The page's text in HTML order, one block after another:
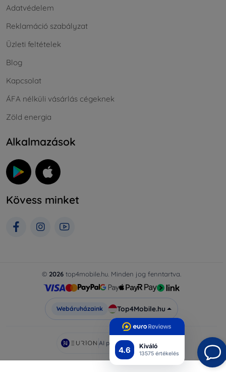
4.6 Kiváló
13575 értékelés
Adatvédelem
Reklamáció szabályzat
Üzleti feltételek
Blog
Kapcsolat
ÁFA nélküli vásárlás cégeknek
Zöld energia
Alkalmazások
Kövess minket
© 2026 top4mobile.hu. Minden jog fenntartva.
Webáruházaink Top4Mobile.hu
AI powered byEurion